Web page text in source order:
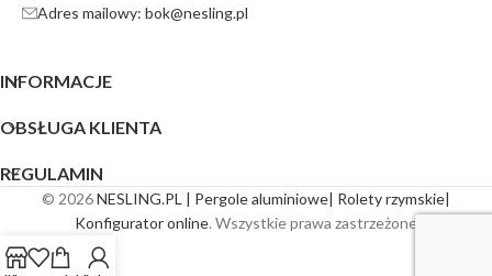
Adres mailowy: bok@nesling.pl
INFORMACJE
OBSŁUGA KLIENTA
REGULAMIN
© 2026NESLING.PL | Pergole aluminiowe| Rolety rzymskie|
Konfigurator online. Wszystkie prawa zastrzeżone